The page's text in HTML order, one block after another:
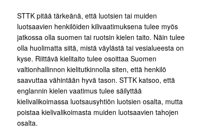
STTK pitää tärkeänä, että luotsien tai muiden
luotsaavien henkilöiden kilivaatimuksena tulee myös
jatkossa olla suomen tai ruotsin kielen taito. Näin tulee
olla huolimatta siitä, mistä väylästä tai vesialueesta on
kyse. Riittävä kielitaito tulee osoittaa Suomen
valtionhallinnon kielitutkinnolla siten, että henkilö
saavuttaa vähintään hyvä tason. STTK katsoo, että
englannin kielen vaatimus tulee säilyttää
kielivalikoimassa luotsausyhtiön luotsien osalta, mutta
poistaa kielivalikoimasta muiden luotsaavien tahojen
osalta.